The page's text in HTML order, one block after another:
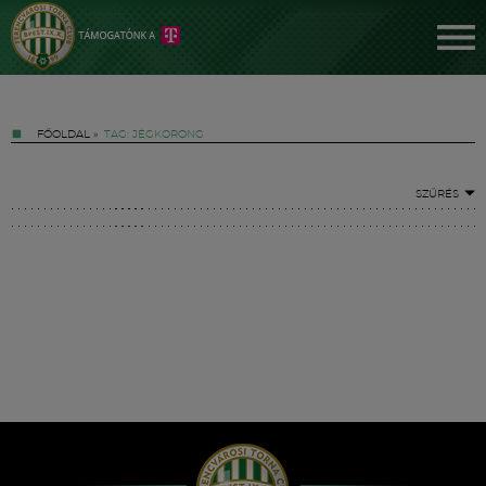
FŐOLDAL » TAG: JÉGKORONG
SZŰRÉS
Hírek